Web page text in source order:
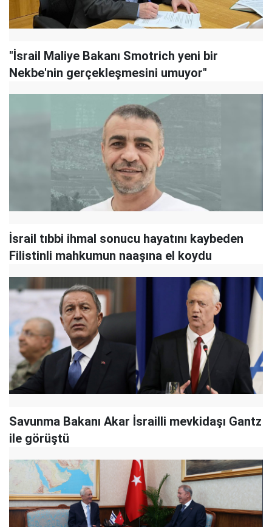
"İsrail Maliye Bakanı Smotrich yeni bir
Nekbe'nin gerçekleşmesini umuyor"
İsrail tıbbi ihmal sonucu hayatını kaybeden
Filistinli mahkumun naaşına el koydu
Savunma Bakanı Akar İsrailli mevkidaşı Gantz
ile görüştü